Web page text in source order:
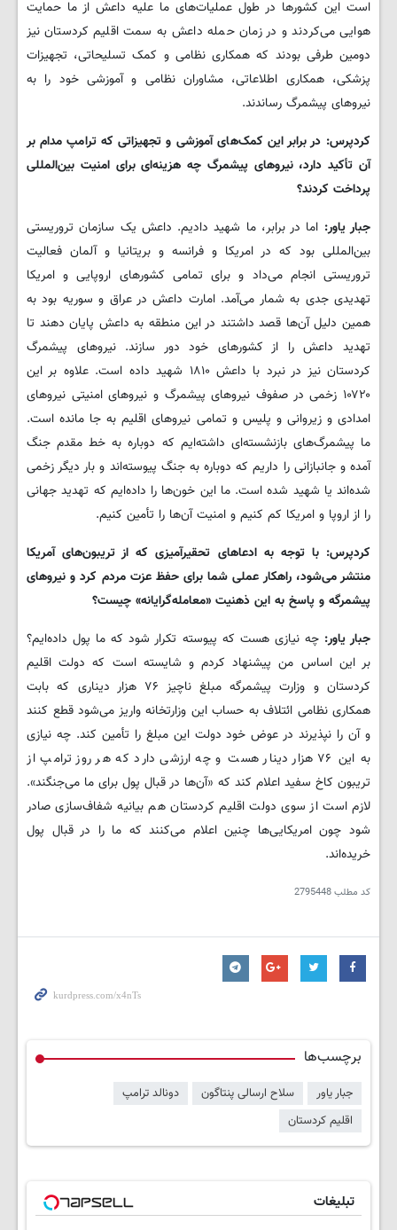
است این کشورها در طول عملیات‌های ما علیه داعش از ما حمایت
هوایی می‌کردند و در زمان حمله داعش به سمت اقلیم کردستان نیز
دومین طرفی بودند که همکاری نظامی و کمک تسلیحاتی، تجهیزات
پزشکی، همکاری اطلاعاتی، مشاوران نظامی و آموزشی خود را به
نیروهای پیشمرگ رساندند.
کردپرس: در برابر این کمک‌های آموزشی و تجهیزاتی که ترامپ مدام بر
آن تأکید دارد، نیروهای پیشمرگ چه هزینه‌ای برای امنیت بین‌المللی
پرداخت کردند؟
جبار یاور: اما در برابر، ما شهید دادیم. داعش یک سازمان تروریستی
بین‌المللی بود که در امریکا و فرانسه و بریتانیا و آلمان فعالیت
تروریستی انجام می‌داد و برای تمامی کشورهای اروپایی و امریکا
تهدیدی جدی به شمار می‌آمد. امارت داعش در عراق و سوریه بود به
همین دلیل آن‌ها قصد داشتند در این منطقه به داعش پایان دهند تا
تهدید داعش را از کشورهای خود دور سازند. نیروهای پیشمرگ
کردستان نیز در نبرد با داعش ۱۸۱۰ شهید داده است. علاوه بر این
۱۰۷۲۰ زخمی در صفوف نیروهای پیشمرگ و نیروهای امنیتی نیروهای
امدادی و زیروانی و پلیس و تمامی نیروهای اقلیم به جا مانده است.
ما پیشمرگ‌های بازنشسته‌ای داشته‌ایم که دوباره به خط مقدم جنگ
آمده و جانبازانی را داریم که دوباره به جنگ پیوسته‌اند و بار دیگر زخمی
شده‌اند یا شهید شده است. ما این خون‌ها را داده‌ایم که تهدید جهانی
را از اروپا و امریکا کم کنیم و امنیت آن‌ها را تأمین کنیم.
کردپرس: با توجه به ادعاهای تحقیرآمیزی که از تریبون‌های آمریکا
منتشر می‌شود، راهکار عملی شما برای حفظ عزت مردم کرد و نیروهای
پیشمرگه و پاسخ به این ذهنیت «معامله‌گرایانه» چیست؟
جبار یاور: چه نیازی هست که پیوسته تکرار شود که ما پول داده‌ایم؟
بر این اساس من پیشنهاد کردم و شایسته است که دولت اقلیم
کردستان و وزارت پیشمرگه مبلغ ناچیز ۷۶ هزار دیناری که بابت
همکاری نظامی ائتلاف به حساب این وزارتخانه واریز می‌شود قطع کنند
و آن را نپذیرند در عوض خود دولت این مبلغ را تأمین کند. چه نیازی
به این ۷۶ هزار دینار هست و چه ارزشی دارد که هر روز ترامپ از
تریبون کاخ سفید اعلام کند که «آن‌ها در قبال پول برای ما می‌جنگند».
لازم است از سوی دولت اقلیم کردستان هم بیانیه شفاف‌سازی صادر
شود چون امریکایی‌ها چنین اعلام می‌کنند که ما را در قبال پول
خریده‌اند.
کد مطلب2795448
برچسب‌ها
جبار یاور سلاح ارسالی پنتاگون
دونالد ترامپ
اقلیم کردستان
تبلیغات